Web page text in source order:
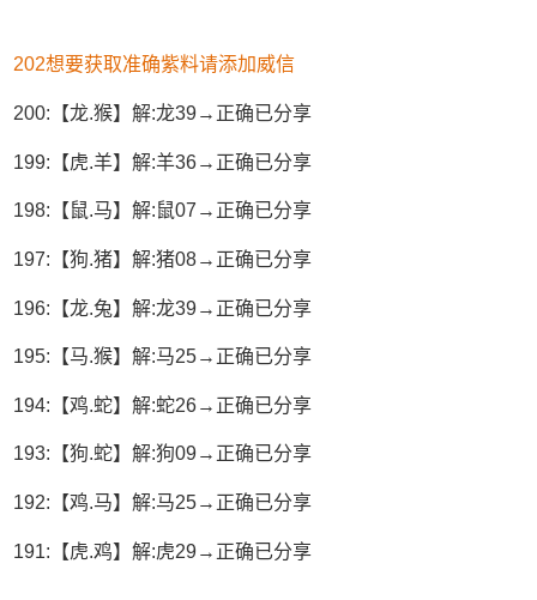
202想要获取准确紫料请添加威信
200:【龙.猴】解:龙39→正确已分享
199:【虎.羊】解:羊36→正确已分享
198:【鼠.马】解:鼠07→正确已分享
197:【狗.猪】解:猪08→正确已分享
196:【龙.兔】解:龙39→正确已分享
195:【马.猴】解:马25→正确已分享
194:【鸡.蛇】解:蛇26→正确已分享
193:【狗.蛇】解:狗09→正确已分享
192:【鸡.马】解:马25→正确已分享
191:【虎.鸡】解:虎29→正确已分享